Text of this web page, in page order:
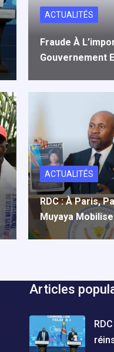
ACTUALITÉS
Fraude À
Gouvernement
ACTUALITÉS
RDC : À Paris,
Muyaya
Articles